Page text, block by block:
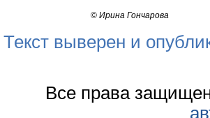
© Ирина Гончарова
Текст выверен и
Все права